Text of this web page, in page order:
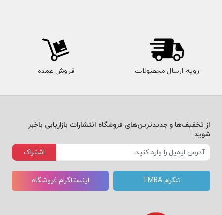
رویه ارسال محصولات فروش عمده
از تخفیف‌ها و جدیدترین‌های فروشگاه انتشارات بازاریابی باخبر
شوید:
اشتراک
تلگرام TMBA اینستاگرام فروشگاه